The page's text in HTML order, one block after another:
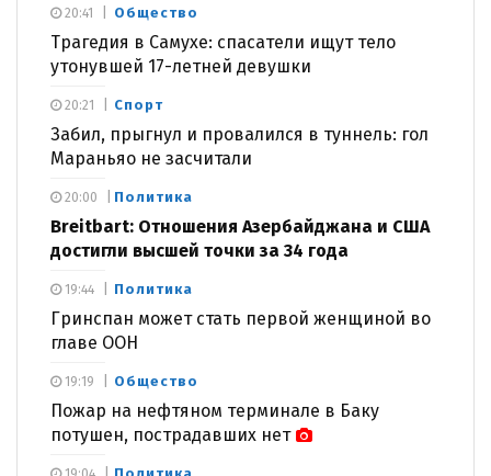
Общество
Трагедия в Самухе: спасатели ищут тело
утонувшей 17-летней девушки
20:41
Спорт
Забил, прыгнул и провалился в туннель: гол
Мараньяо не засчитали
20:21
Политика
Breitbart: Отношения Азербайджана и США
достигли высшей точки за 34 года
20:00
Политика
Гринспан может стать первой женщиной во
главе ООН
19:44
Общество
Пожар на нефтяном терминале в Баку
потушен, пострадавших нет
19:19